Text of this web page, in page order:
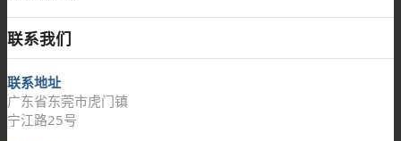
联系我们
联系地址
广东省东莞市虎门镇
宁江路25号